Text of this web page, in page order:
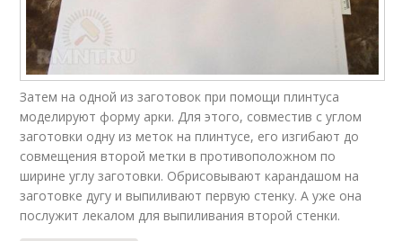
Затем на одной из заготовок при помощи плинтуса
моделируют форму арки. Для этого, совместив с углом
заготовки одну из меток на плинтусе, его изгибают до
совмещения второй метки в противоположном по
ширине углу заготовки. Обрисовывают карандашом на
заготовке дугу и выпиливают первую стенку. А уже она
послужит лекалом для выпиливания второй стенки.